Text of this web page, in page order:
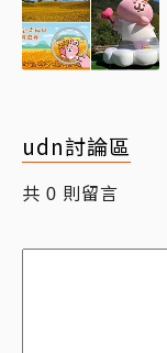
udn討論區
共 0 則留言